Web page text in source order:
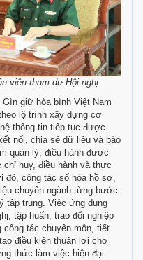
viên tham dự Hội nghị
giữ hòa bình Việt Nam
lộ trình xây dựng cơ
thông tin tiếp tục được
nối, chia sẻ dữ liệu và bảo
quản lý, điều hành được
chỉ huy, điều hành và thực
đó, công tác số hóa hồ sơ,
chuyên ngành từng bước
tập trung. Việc ứng dụng
tập huấn, trao đổi nghiệp
công tác chuyên môn, tiết
điều kiện thuận lợi cho
thức làm việc hiện đại.